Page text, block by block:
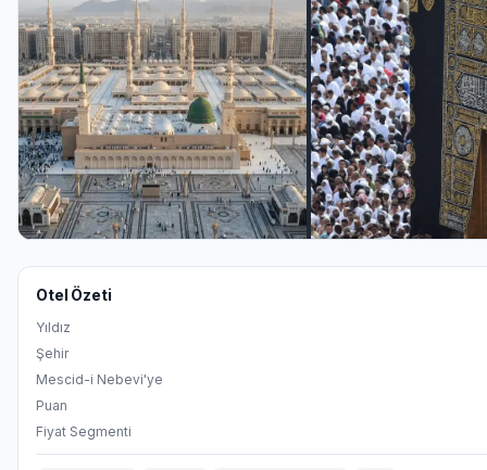
Otel Özeti
Yıldız
Şehir
Mescid-i Nebevi'ye
Puan
Fiyat Segmenti